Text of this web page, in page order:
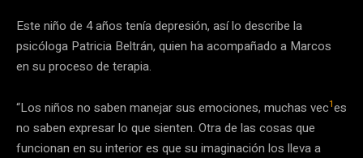
Este niño de 4 años tenía depresión, así lo describe la
psicóloga Patricia Beltrán, quien ha acompañado a Marcos
en su proceso de terapia.
“Los niños no saben manejar sus emociones, muchas vec1es
no saben expresar lo que sienten. Otra de las cosas que
funcionan en su interior es que su imaginación los lleva a